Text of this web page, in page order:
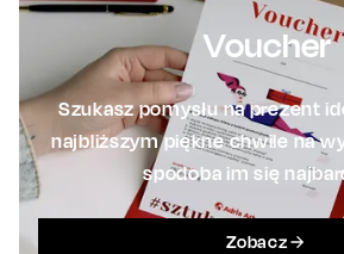
Voucher
Szukasz pomysłu na prezent
najbliższym piękne chwile na
spodoba im się
Zobacz